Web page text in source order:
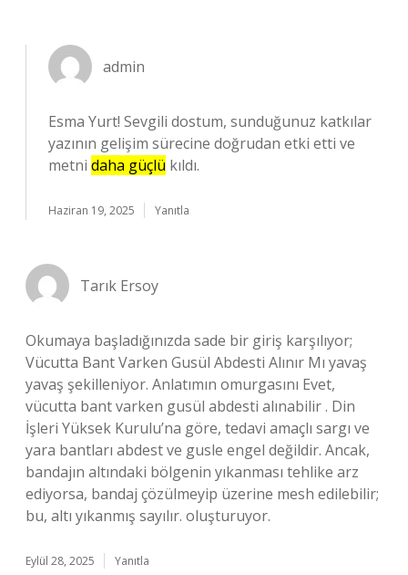
admin
Esma Yurt! Sevgili dostum, sunduğunuz katkılar
yazının gelişim sürecine doğrudan etki etti ve
metni daha güçlü kıldı.
Haziran 19, 2025 Yanıtla
Tarık Ersoy
Okumaya başladığınızda sade bir giriş karşılıyor;
Vücutta Bant Varken Gusül Abdesti Alınır Mı yavaş
yavaş şekilleniyor. Anlatımın omurgasını Evet,
vücutta bant varken gusül abdesti alınabilir . Din
İşleri Yüksek Kurulu’na göre, tedavi amaçlı sargı ve
yara bantları abdest ve gusle engel değildir. Ancak,
bandajın altındaki bölgenin yıkanması tehlike arz
ediyorsa, bandaj çözülmeyip üzerine mesh edilebilir;
bu, altı yıkanmış sayılır. oluşturuyor.
Eylül 28, 2025 Yanıtla